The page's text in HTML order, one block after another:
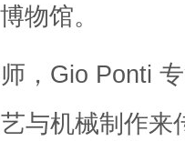
物馆。
，Gio Ponti
与机械制作来